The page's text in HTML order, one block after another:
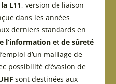
la L11, version de liaison
dans les années
derniers standards en
l’information et de sûreté
d’un maillage de
possibilité d’évasion de
sont destinées aux